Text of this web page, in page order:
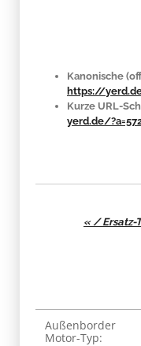
Kanonische
https://
Kurze URL-
yerd.de/
« / Ersatz-
Wert
Außenborder
Motor-Typ: